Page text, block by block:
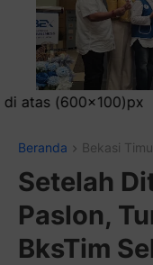
Beranda Bekasi
Setelah
Paslon,
BksTim